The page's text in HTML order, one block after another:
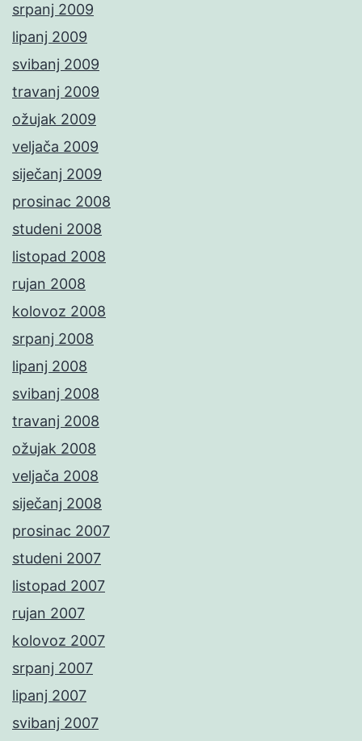
srpanj 2009
lipanj 2009
svibanj 2009
travanj 2009
ožujak 2009
veljača 2009
siječanj 2009
prosinac 2008
studeni 2008
listopad 2008
rujan 2008
kolovoz 2008
srpanj 2008
lipanj 2008
svibanj 2008
travanj 2008
ožujak 2008
veljača 2008
siječanj 2008
prosinac 2007
studeni 2007
listopad 2007
rujan 2007
kolovoz 2007
srpanj 2007
lipanj 2007
svibanj 2007